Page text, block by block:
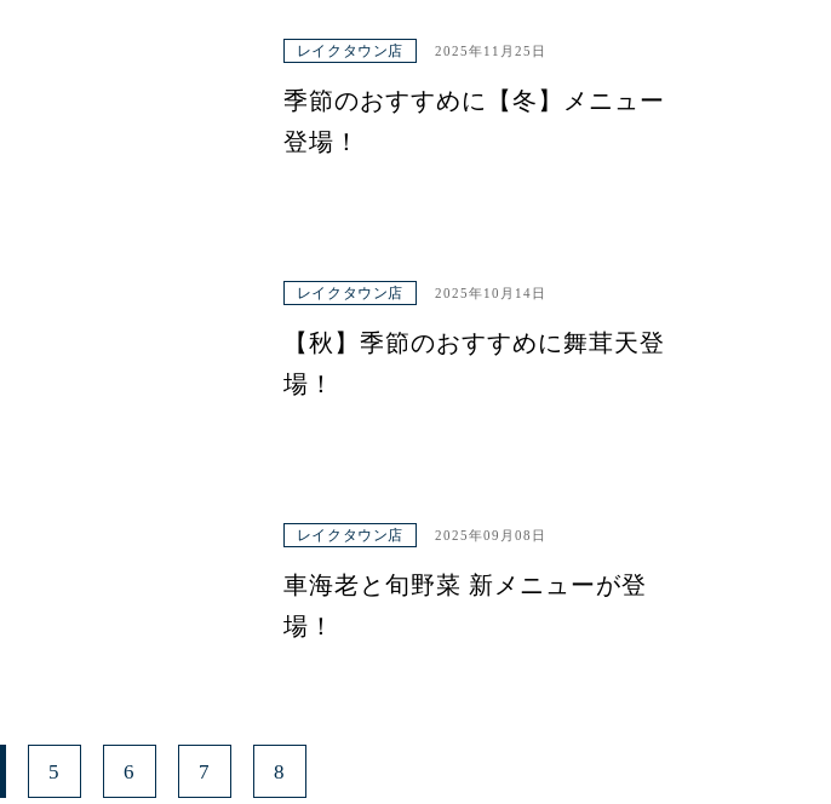
レイクタウン店 2025年11月25日
季節のおすすめに【冬】メニュー
登場！
レイクタウン店 2025年10月14日
【秋】季節のおすすめに舞茸天登
場！
レイクタウン店 2025年09月08日
車海老と旬野菜 新メニューが登
場！
5 6 7 8